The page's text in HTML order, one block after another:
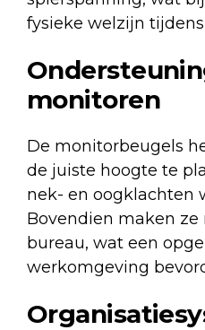
fysieke welzijn
monitoren
De monitorbeugels
de juiste hoogte te
nek- en oogklachten
Bovendien maken
bureau, wat een
werkomgeving